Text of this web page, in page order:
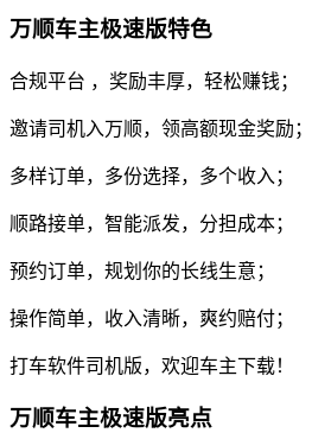
万顺车主极速版特色
合规平台 ，奖励丰厚，轻松赚钱；
邀请司机入万顺，领高额现金奖励；
多样订单，多份选择，多个收入；
顺路接单，智能派发，分担成本；
预约订单，规划你的长线生意；
操作简单，收入清晰，爽约赔付；
打车软件司机版，欢迎车主下载！
万顺车主极速版亮点